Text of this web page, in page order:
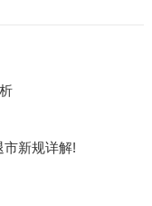
市新规详解!